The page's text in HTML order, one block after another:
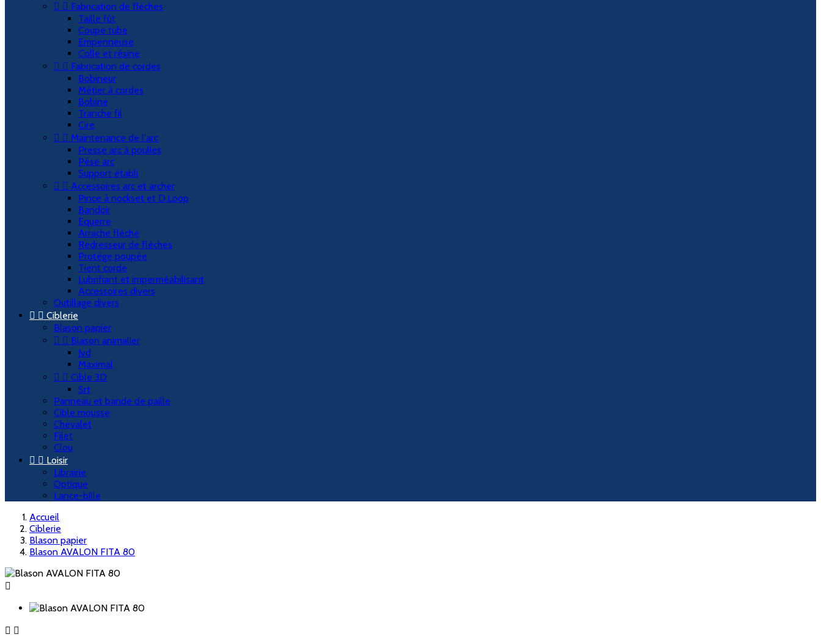
  Fabrication de flèches
Taille fût
Coupe tube
Empenneuse
Colle et résine
  Fabrication de cordes
Bobineur
Métier à cordes
Bobine
Tranche fil
Cire
  Maintenance de l'arc
Presse arc à poulies
Pèse arc
Support établi
  Accessoires arc et archer
Pince à nockset et D.Loop
Bandoir
Equerre
Arrache flèche
Redresseur de flèches
Protège poupée
Tient corde
Lubrifiant et imperméabilisant
Accessoires divers
Outillage divers
  Ciblerie
Blason papier
  Blason animalier
Jvd
Maximal
  Cible 3D
Srt
Panneau et bande de paille
Cible mousse
Chevalet
Filet
Clou
  Loisir
Librairie
Optique
Lance-bille
Accueil
Ciblerie
Blason papier
Blason AVALON FITA 80

 